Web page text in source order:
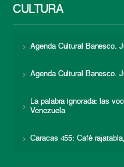
CULTURA
Agenda Cultural Banesco.
Agenda Cultural Banesco.
La palabra ignorada: las
Venezuela
Caracas 455: Café